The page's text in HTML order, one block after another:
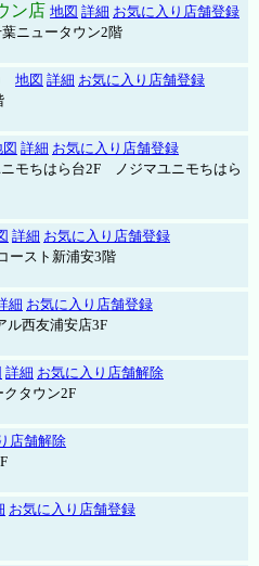
ン店 地図 詳細 お気に入り店舗登録
ニュータウン2階
地図 詳細 お気に入り店舗登録
詳細 お気に入り店舗登録
モちはら台2F ノジマユニモちはら
詳細 お気に入り店舗登録
ースト新浦安3階
細 お気に入り店舗登録
西友浦安店3F
詳細 お気に入り店舗解除
クタウン2F
店舗解除
お気に入り店舗登録